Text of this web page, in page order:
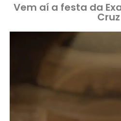
Vem aí a festa da
Cruz